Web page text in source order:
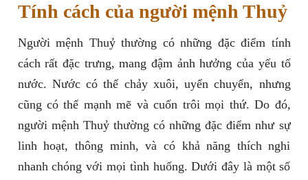
Tính cách của người mệnh Thuỷ
Người mệnh Thuỷ thường có những đặc điểm tính
cách rất đặc trưng, mang đậm ảnh hưởng của yếu tố
nước. Nước có thể chảy xuôi, uyển chuyển, nhưng
cũng có thể mạnh mẽ và cuốn trôi mọi thứ. Do đó,
người mệnh Thuỷ thường có những đặc điểm như sự
linh hoạt, thông minh, và có khả năng thích nghi
nhanh chóng với mọi tình huống. Dưới đây là một số